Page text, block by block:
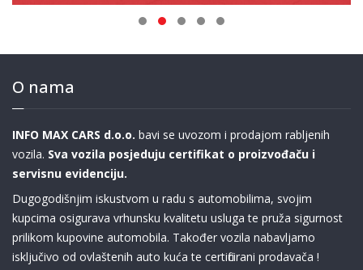
O nama
INFO MAX CARS d.o.o. bavi se uvozom i prodajom rabljenih
vozila. Sva vozila posjeduju certifikat o proizvođaču i
servisnu evidenciju.
Dugogodišnjim iskustvom u radu s automobilima, svojim
kupcima osigurava vrhunsku kvalitetu usluga te pruža sigurnost
prilikom kupovine automobila. Također vozila nabavljamo
isključivo od ovlaštenih auto kuća te certificirani prodavača !